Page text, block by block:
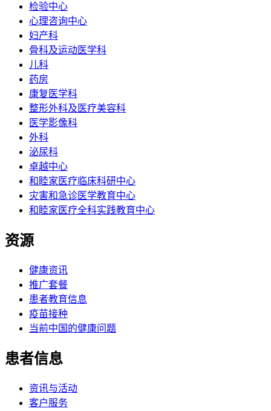
检验中心
心理咨询中心
妇产科
骨科及运动医学科
儿科
药房
康复医学科
整形外科及医疗美容科
医学影像科
外科
泌尿科
卓越中心
和睦家医疗临床科研中心
灾害和急诊医学教育中心
和睦家医疗全科实践教育中心
资源
健康资讯
推广套餐
患者教育信息
疫苗接种
当前中国的健康问题
患者信息
资讯与活动
客户服务